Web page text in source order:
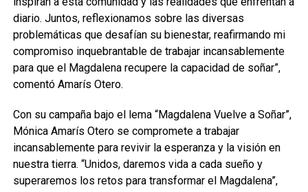
diario. Juntos, reflexionamos sobre las diversas
problemáticas que desafían su bienestar, reafirmando mi
compromiso inquebrantable de trabajar incansablemente
para que el Magdalena recupere la capacidad de soñar”,
comentó Amarís Otero.
Con su campaña bajo el lema “Magdalena Vuelve a Soñar”,
Mónica Amarís Otero se compromete a trabajar
incansablemente para revivir la esperanza y la visión en
nuestra tierra. “Unidos, daremos vida a cada sueño y
superaremos los retos para transformar el Magdalena”,